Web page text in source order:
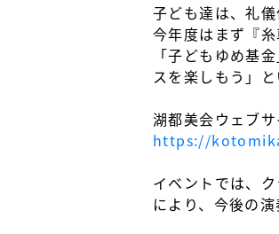
子ども達は、礼
今年度はまず『
「子どもゆめ基
スを楽しもう」
湖都美会ウェブ
https://
イベントでは、
により、今後の